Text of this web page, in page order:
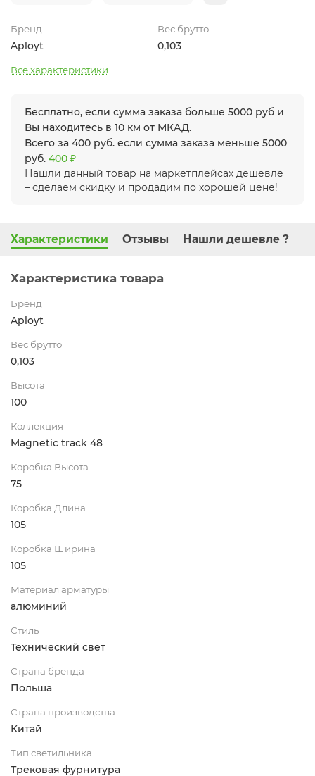
Бренд
Aployt
Вес брутто
0,103
Все характеристики
Бесплатно, если сумма заказа больше 5000 руб и
Вы находитесь в 10 км от МКАД.
Всего за 400 руб. если сумма заказа меньше 5000
руб. 400 ₽
Нашли данный товар на маркетплейсах дешевле
– сделаем скидку и продадим по хорошей цене!
Характеристики Отзывы Нашли дешевле ?
Характеристика товара
Бренд
Aployt
Вес брутто
0,103
Высота
100
Коллекция
Magnetic track 48
Коробка Высота
75
Коробка Длина
105
Коробка Ширина
105
Материал арматуры
алюминий
Стиль
Технический свет
Страна бренда
Польша
Страна производства
Китай
Тип светильника
Трековая фурнитура